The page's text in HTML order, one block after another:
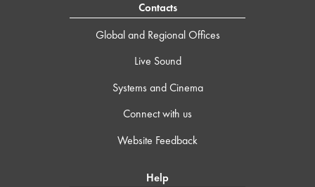
Contacts
Global and Regional Offices
Live Sound
Systems and Cinema
Connect with us
Website Feedback
Help